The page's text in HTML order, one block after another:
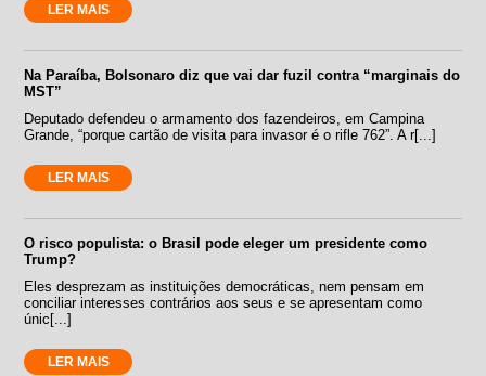
LER MAIS
Na Paraíba, Bolsonaro diz que vai dar fuzil contra “marginais do
MST”
Deputado defendeu o armamento dos fazendeiros, em Campina
Grande, “porque cartão de visita para invasor é o rifle 762”. A r[...]
LER MAIS
O risco populista: o Brasil pode eleger um presidente como
Trump?
Eles desprezam as instituições democráticas, nem pensam em
conciliar interesses contrários aos seus e se apresentam como
únic[...]
LER MAIS